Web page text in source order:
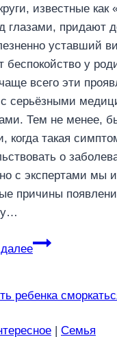
известные как
глазами, придают
уставший
беспокойство у
всего эти
серьёзными
Тем не менее,
когда такая
о
с экспертами мы
причины
у…
Синяки
у
Семья